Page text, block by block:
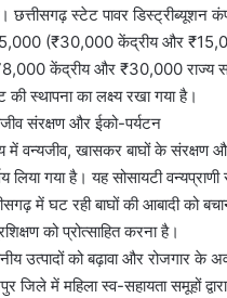
छत्तीसगढ़ स्टेट पावर डिस्ट्रीब्यूशन
(₹30,000 केंद्रीय और
केंद्रीय और ₹30,000 राज्य
की स्थापना का लक्ष्य रखा गया है।
संरक्षण और ईको-पर्यटन
में वन्यजीव, खासकर बाघों के संरक्षण
लिया गया है। यह सोसायटी
में घट रही बाघों की आबादी को
को प्रोत्साहित करना है।
उत्पादों को बढ़ावा और रोजगार के
जिले में महिला स्व-सहायता समूहों